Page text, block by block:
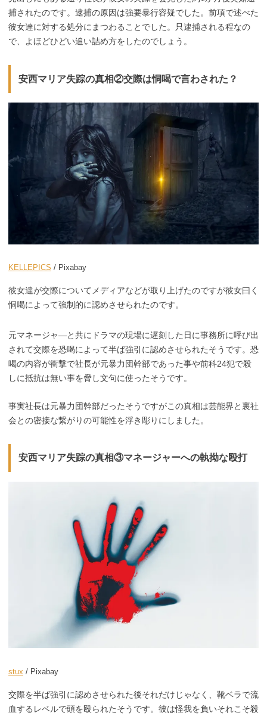
捕されたのです。逮捕の原因は強要暴行容疑でした。前項で述べた
彼女達に対する処分にまつわることでした。只逮捕される程なの
で、よほどひどい追い詰め方をしたのでしょう。
安西マリア失踪の真相②交際は恫喝で言わされた？
KELLEPICS / Pixabay
彼女達が交際についてメディアなどが取り上げたのですが彼女曰く
恫喝によって強制的に認めさせられたのです。
元マネージャ―と共にドラマの現場に遅刻した日に事務所に呼び出
されて交際を恐喝によって半ば強引に認めさせられたそうです。恐
喝の内容が衝撃で社長が元暴力団幹部であった事や前科24犯で殺
しに抵抗は無い事を脅し文句に使ったそうです。
事実社長は元暴力団幹部だったそうですがこの真相は芸能界と裏社
会との密接な繋がりの可能性を浮き彫りにしました。
安西マリア失踪の真相③マネージャーへの執拗な殴打
stux / Pixabay
交際を半ば強引に認めさせられた後それだけじゃなく、靴ベラで流
血するレベルで頭を殴られたそうです。彼は怪我を負いそれこそ殺